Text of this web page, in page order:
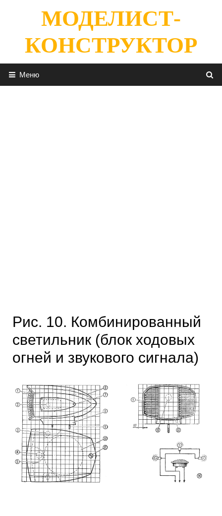
содержимомуМОДЕЛИСТ-
КОНСТРУКТОР
Меню
Рис. 10. Комбинированный
светильник (блок ходовых
огней и звукового сигнала)